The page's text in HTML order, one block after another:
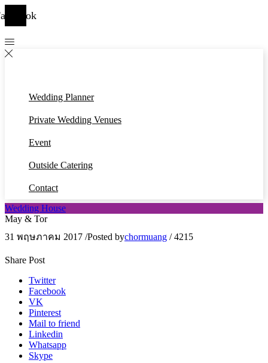
Wedding Planner
Private Wedding Venues
Event
Outside Catering
Contact
Wedding House
May & Tor
31 พฤษภาคม 2017 /Posted bychormuang / 4215
Share Post
Twitter
Facebook
VK
Pinterest
Mail to friend
Linkedin
Whatsapp
Skype